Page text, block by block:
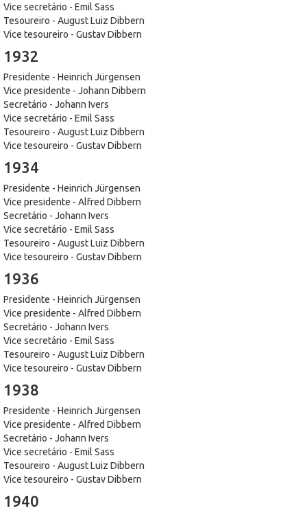
Vice secretário - Emil Sass
Tesoureiro - August Luiz Dibbern
Vice tesoureiro - Gustav Dibbern
1932
Presidente - Heinrich Jürgensen
Vice presidente - Johann Dibbern
Secretário - Johann Ivers
Vice secretário - Emil Sass
Tesoureiro - August Luiz Dibbern
Vice tesoureiro - Gustav Dibbern
1934
Presidente - Heinrich Jürgensen
Vice presidente - Alfred Dibbern
Secretário - Johann Ivers
Vice secretário - Emil Sass
Tesoureiro - August Luiz Dibbern
Vice tesoureiro - Gustav Dibbern
1936
Presidente - Heinrich Jürgensen
Vice presidente - Alfred Dibbern
Secretário - Johann Ivers
Vice secretário - Emil Sass
Tesoureiro - August Luiz Dibbern
Vice tesoureiro - Gustav Dibbern
1938
Presidente - Heinrich Jürgensen
Vice presidente - Alfred Dibbern
Secretário - Johann Ivers
Vice secretário - Emil Sass
Tesoureiro - August Luiz Dibbern
Vice tesoureiro - Gustav Dibbern
1940